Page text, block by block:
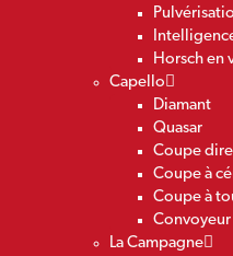
Horsch en
Capello
Diamant
Quasar
Coupe
Coupe à
Coupe à
La Campagne